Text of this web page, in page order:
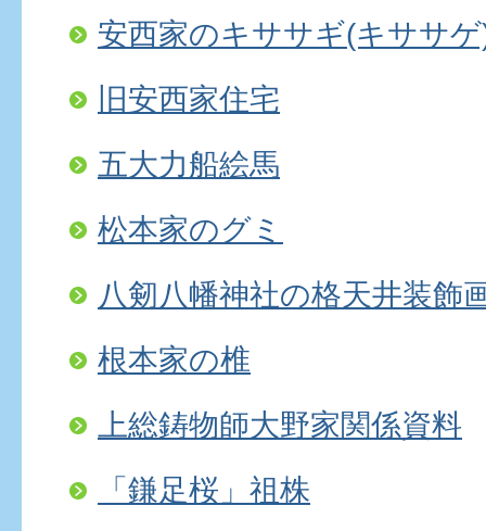
安西家のキササギ(キササ
旧安西家住宅
五大力船絵馬
松本家のグミ
八剱八幡神社の格天井装飾
根本家の椎
上総鋳物師大野家関係資料
「鎌足桜」祖株